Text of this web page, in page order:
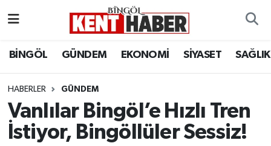
BİNGÖL GÜNDEM EKONOMİ SİYASET SAĞLIK
HABERLER GÜNDEM
Vanlılar Bingöl’e Hızlı Tren
İstiyor, Bingöllüler Sessiz!
BİLİM-TEKNOLOJİ
DÜNYA
EĞİTİM
Bingöl Hava Durumu
Bingöl Namaz Vakitleri
Bingöl Trafik Yoğunluk Haritası